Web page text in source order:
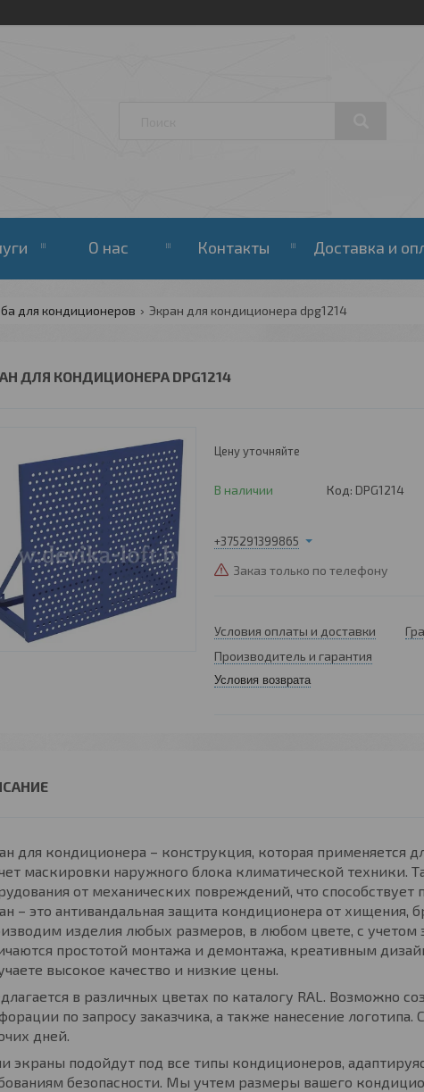
О нас Контакты Доставка и
для кондиционеров Экран для кондиционера dpg1214
ДЛЯ КОНДИЦИОНЕРА DPG1214
Цену уточняйте
В наличии Код: DPG1214
+375291399865
Заказ только по телефону
Условия оплаты и доставки
Производитель и гарантия
Условия возврата
для кондиционера – конструкция, которая применяется
маскировки наружного блока климатической техники.
от механических повреждений, что способствует
– это антивандальная защита кондиционера от хищения,
изделия любых размеров, в любом цвете, с учетом
простотой монтажа и демонтажа, креативным
высокое качество и низкие цены.
в различных цветах по каталогу RAL. Возможно
по запросу заказчика, а также нанесение логотипа.
дней.
экраны подойдут под все типы кондиционеров,
безопасности. Мы учтем размеры вашего